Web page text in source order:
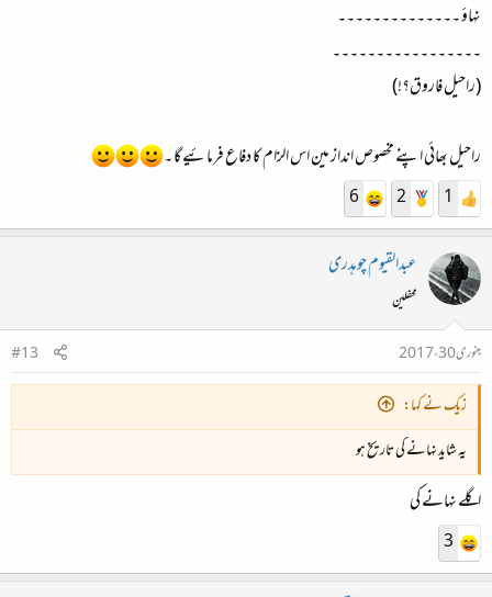
نہاؤ ۔۔۔۔۔۔۔۔۔۔۔۔۔۔
۔۔۔۔۔۔۔۔۔۔۔۔۔۔۔۔۔
(راحیل فاروق؟!)
راحیل بھائی اپنے مخصوص انداز مین اس الزام کا دفاع فرمائیے گا ۔
1
2
6
عبدالقیوم چوہدری
محفلین
جنوری 30، 2017
#13
زیک نے کہا:
یہ شاید نہانے کی تاریخ ہو
اگلے نہانے کی
3